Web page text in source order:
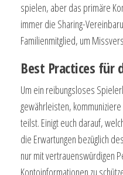
spielen, aber das primäre
immer die Sharing-
Familienmitglied, um
Best Practices für
Um ein reibungsloses
gewährleisten,
teilst. Einigt euch darauf,
die Erwartungen bezüglich
nur mit vertrauenswürdigen
Kontoinformationen zu